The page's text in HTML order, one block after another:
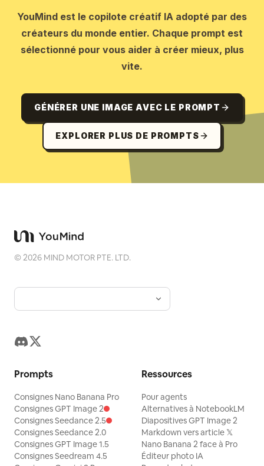
YouMind est le copilote créatif IA adopté par des
créateurs du monde entier. Chaque prompt est
sélectionné pour vous aider à créer mieux, plus
vite.
GÉNÉRER UNE IMAGE AVEC LE PROMPT
EXPLORER PLUS DE PROMPTS
©2026 MIND MOTOR PTE. LTD.
Prompts
Consignes Nano Banana Pro
Consignes GPT Image 2
Consignes Seedance 2.5
Consignes Seedance 2.0
Consignes GPT Image 1.5
Consignes Seedream 4.5
Ressources
Pour agents
Alternatives à NotebookLM
Diapositives GPT Image 2
Markdown vers article 𝕏
Nano Banana 2 face à Pro
Éditeur photo IA